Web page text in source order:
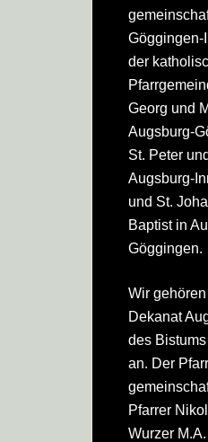
Göggingen-
der
Georg und
Augsburg-
St. Peter
Augsburg-
und St.
Baptist in
Göggingen.
Wir
Dekanat
des
an. Der
Pfarrer
Wurzer M.A.